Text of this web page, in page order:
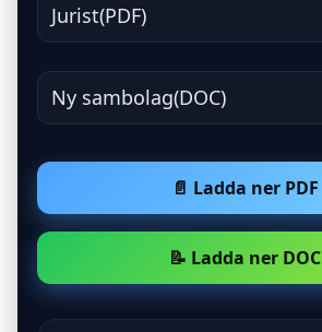
Jurist(PDF)
Ny sambolag(DOC)
📄 Ladda ner PDF
📝 Ladda ner DOC